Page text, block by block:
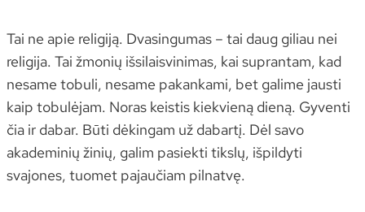
Tai ne apie religiją. Dvasingumas – tai daug giliau nei
religija. Tai žmonių išsilaisvinimas, kai suprantam, kad
nesame tobuli, nesame pakankami, bet galime jausti
kaip tobulėjam. Noras keistis kiekvieną dieną. Gyventi
čia ir dabar. Būti dėkingam už dabartį. Dėl savo
akademinių žinių, galim pasiekti tikslų, išpildyti
svajones, tuomet pajaučiam pilnatvę.